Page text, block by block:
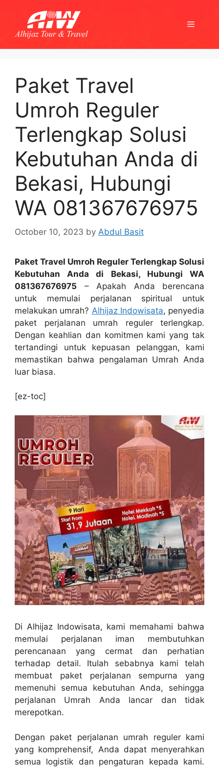
content
Menu
Paket Travel
Umroh Reguler
Terlengkap Solusi
Kebutuhan Anda di
Bekasi, Hubungi
WA 081367676975
October 10, 2023 by Abdul Basit
Paket Travel Umroh Reguler Terlengkap Solusi
Kebutuhan Anda di Bekasi, Hubungi WA
081367676975 – Apakah Anda berencana
untuk memulai perjalanan spiritual untuk
melakukan umrah? Alhijaz Indowisata, penyedia
paket perjalanan umrah reguler terlengkap.
Dengan keahlian dan komitmen kami yang tak
tertandingi untuk kepuasan pelanggan, kami
memastikan bahwa pengalaman Umrah Anda
luar biasa.
[ez-toc]
Di Alhijaz Indowisata, kami memahami bahwa
memulai perjalanan iman membutuhkan
perencanaan yang cermat dan perhatian
terhadap detail. Itulah sebabnya kami telah
membuat paket perjalanan sempurna yang
memenuhi semua kebutuhan Anda, sehingga
perjalanan Umrah Anda lancar dan tidak
merepotkan.
Dengan paket perjalanan umrah reguler kami
yang komprehensif, Anda dapat menyerahkan
semua logistik dan pengaturan kepada kami.